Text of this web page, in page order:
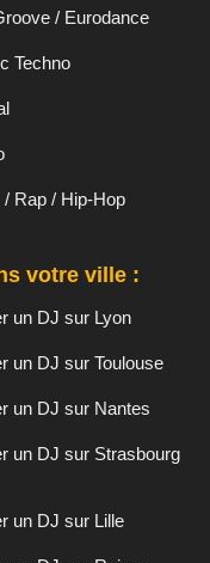
/ Eurodance
Techno
/ Rap / Hip-Hop
votre ville :
un DJ sur Lyon
un DJ sur Toulouse
un DJ sur Nantes
un DJ sur Strasbourg
un DJ sur Lille